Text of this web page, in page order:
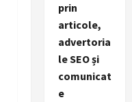
prin
articole,
advertoria
le SEO și
comunicat
e